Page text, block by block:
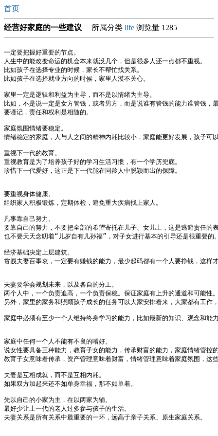
首页
经营好家庭的一些建议 所属分类 life 浏览量 1285
一定要把握好重要的节点。
人生中的能改变命运的机会本来就没几个，但是很多人还一点都不重视。
比如孩子在选择专业的时候，家长不帮忙找关系。
比如孩子在选择就业方向的时候，家里人漠不关心。
家里一定是逻辑和利益为主导，而不是以情绪为主导。
比如，不是说一定是女方管钱，或者男方，而是说谁有管钱的能力谁管钱，
要谨记，责任和权利是相随的。
家庭氛围情绪要稳定。
情绪稳定的家庭，人与人之间的精神内耗比较小，家庭能更好发展，孩子可
重视下一代的教育。
重视教育是为了培养孩子好的学习生活习惯，有一个学历兜底。
珍惜下一代爱好，这正是下一代能在同龄人中脱颖而出的保障。
要重视身体健康。
组织家人积极锻炼，定期体检，避免重大疾病找上家人。
凡事靠自己努力。
要靠自己的努力，不要把全部的希望寄托在儿子、女儿上，这是逃避责任的
也不要天天念叨着“儿岁自有儿孙福”，对子女进行基本的引导还是很重要的
经济基础决定上层建筑。
贫贱夫妻百事哀，一定要有赚钱的能力，最少起码都有一个人要挣钱，这样
夫妻要学会规划未来，以及各自的分工。
两个人中，一个负责追高，一个负责保稳。保证家庭有上升的通道和可能性
另外，家里的家务和照顾孩子成长的任务可以大家安排着来，大家都有工作
家庭中必须有至少一个人维持终身学习的能力，比如最新的知识、观念和能
家庭中任何一个人不能有不良的嗜好。
说女性要具备三种能力，教育子女的能力，传承财富的能力，家庭情绪管控
教育子女意味着传承，资产管理意味着财富，情绪管理意味着家庭氛围，这
夫妻是互相成就，而不是互相内耗。
如果双方加起来还不如单身幸福，那不如单着。
先以自己的小家为主，在以两家为辅。
最好少让上一代的老人过多参与孩子的生活。
夫妻关系是所有关系中最重要的一环，远高于亲子关系、原生家庭关系。